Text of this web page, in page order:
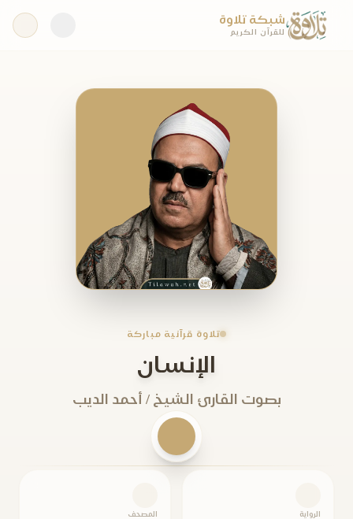
شبكة تلاوة
للقرآن الكريم
تلاوة قرآنية مباركة
الإنسان
بصوت القارئ الشيخ / أحمد الديب
الرواية المصحف